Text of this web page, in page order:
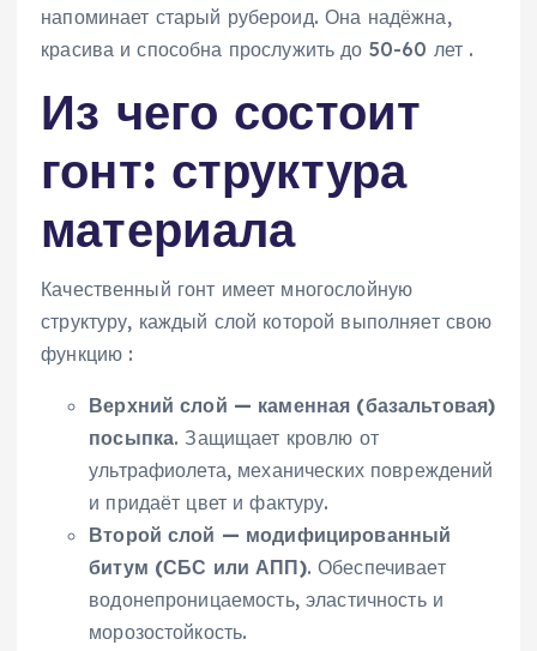
напоминает старый рубероид. Она надёжна,
красива и способна прослужить до 50-60 лет .
Из чего состоит
гонт: структура
материала
Качественный гонт имеет многослойную
структуру, каждый слой которой выполняет свою
функцию :
Верхний слой — каменная (базальтовая)
посыпка. Защищает кровлю от
ультрафиолета, механических повреждений
и придаёт цвет и фактуру.
Второй слой — модифицированный
битум (СБС или АПП). Обеспечивает
водонепроницаемость, эластичность и
морозостойкость.